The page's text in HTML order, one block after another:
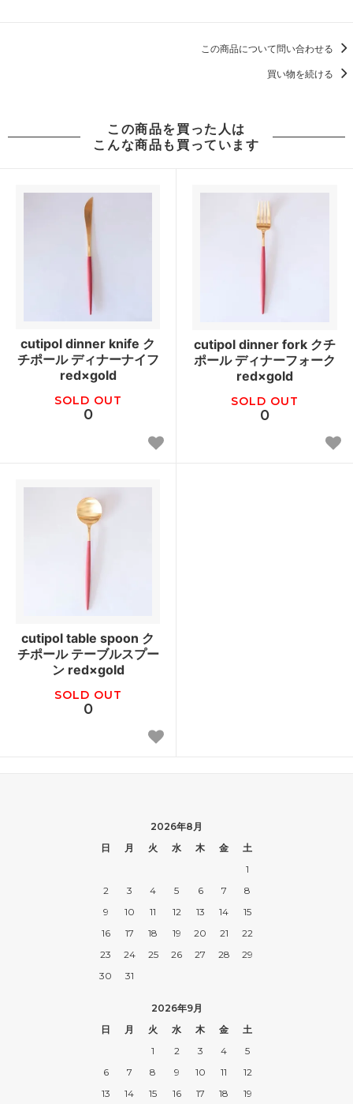
この商品について問い合わせる
買い物を続ける
この商品を買った人は
こんな商品も買っています
cutipol dinner knife ク
チポール ディナーナイフ
red×gold
SOLD OUT
0
cutipol dinner fork クチ
ポール ディナーフォーク
red×gold
SOLD OUT
0
cutipol table spoon ク
チポール テーブルスプー
ン red×gold
SOLD OUT
0
2026年8月
日
月 火 水 木 金
土
1
2
3 4 5 6 7
8
9
10 11 12 13 14
15
16
17 18 19 20 21
22
23
24 25 26 27 28
29
30
31
2026年9月
日
月 火 水 木 金
土
1
2 3 4
5
6
7 8 9 10 11
12
13
14 15 16 17 18
19